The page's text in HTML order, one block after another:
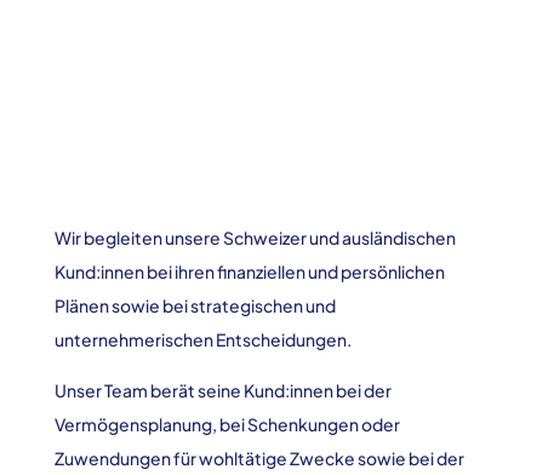
Wir begleiten unsere Schweizer und ausländischen
Kund:innen bei ihren finanziellen und persönlichen
Plänen sowie bei strategischen und
unternehmerischen Entscheidungen.
Unser Team berät seine Kund:innen bei der
Vermögensplanung, bei Schenkungen oder
Zuwendungen für wohltätige Zwecke sowie bei der